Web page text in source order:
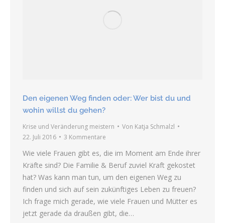
Den eigenen Weg finden oder: Wer bist du und
wohin willst du gehen?
Krise und Veränderung meistern Von Katja Schmalzl
22. Juli 2016
3 Kommentare
Wie viele Frauen gibt es, die im Moment am Ende ihrer
Kräfte sind? Die Familie & Beruf zuviel Kraft gekostet
hat? Was kann man tun, um den eigenen Weg zu
finden und sich auf sein zukünftiges Leben zu freuen?
Ich frage mich gerade, wie viele Frauen und Mütter es
jetzt gerade da draußen gibt, die…